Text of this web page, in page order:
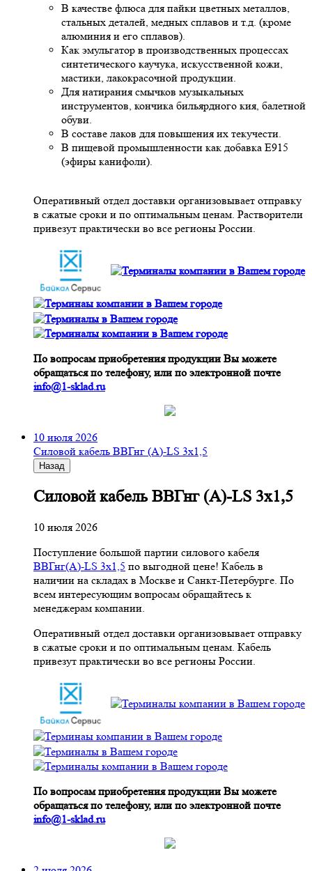
В качестве флюса для пайки цветных металлов,
стальных деталей, медных сплавов и т.д. (кроме
алюминия и его сплавов).
Как эмульгатор в производственных процессах
синтетического каучука, искусственной кожи,
мастики, лакокрасочной продукции.
Для натирания смычков музыкальных
инструментов, кончика бильярдного кия, балетной
обуви.
В составе лаков для повышения их текучести.
В пищевой промышленности как добавка Е915
(эфиры канифоли).
Оперативный отдел доставки организовывает отправку
в сжатые сроки и по оптимальным ценам. Растворители
привезут практически во все регионы России.
По вопросам приобретения продукции Вы можете
обращаться по телефону, или по электронной почте
info@1-sklad.ru
10 июля 2026
Cиловой кабель ВВГнг (A)-LS 3х1,5
Назад
Cиловой кабель ВВГнг (A)-LS 3х1,5
10 июля 2026
Поступление большой партии силового кабеля
ВВГнг(A)-LS 3х1,5 по выгодной цене! Кабель в
наличии на складах в Москве и Санкт-Петербурге. По
всем интересующим вопросам обращайтесь к
менеджерам компании.
Оперативный отдел доставки организовывает отправку
в сжатые сроки и по оптимальным ценам. Кабель
привезут практически во все регионы России.
По вопросам приобретения продукции Вы можете
обращаться по телефону, или по электронной почте
info@1-sklad.ru